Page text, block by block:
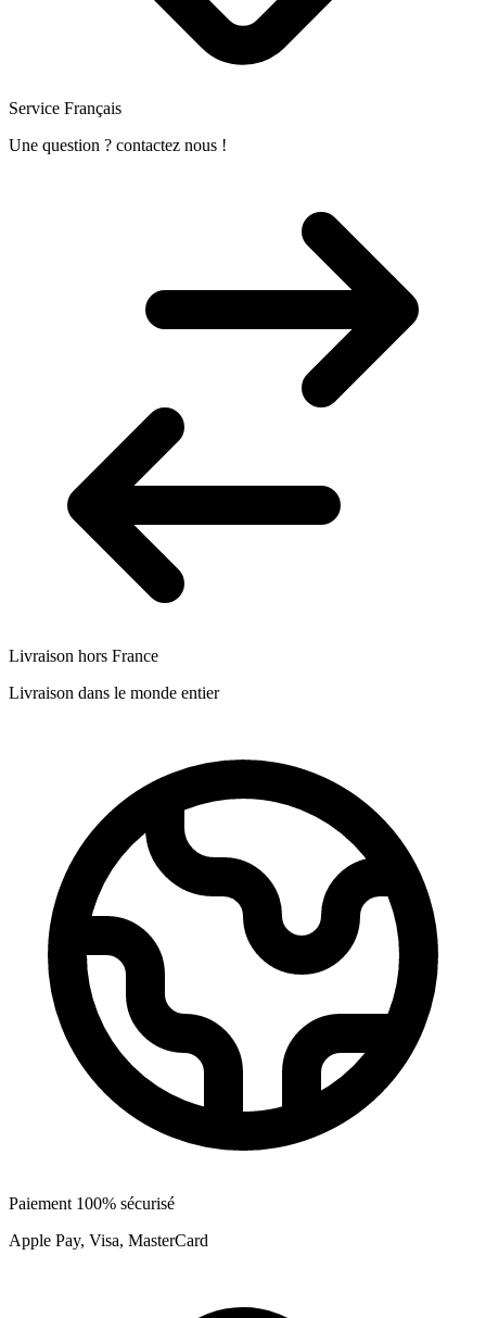
Service Français
Une question ? contactez nous !
Livraison hors France
Livraison dans le monde entier
Paiement 100% sécurisé
Apple Pay, Visa, MasterCard